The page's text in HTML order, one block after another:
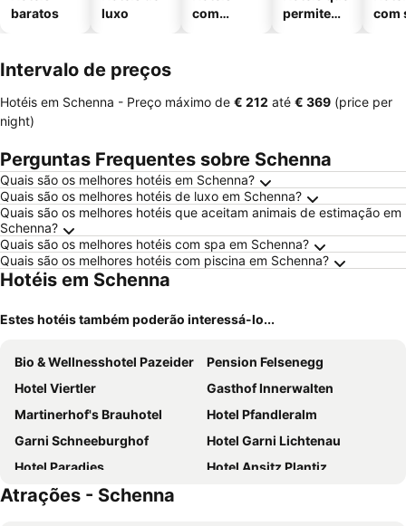
baratos
luxo
com
permitem
com
Intervalo de preços
Hotéis em Schenna - Preço máximo de ‎€ 212 até ‎€ 369 (price per
night)
Perguntas Frequentes sobre Schenna
Quais são os melhores hotéis em Schenna?
Quais são os melhores hotéis de luxo em Schenna?
Quais são os melhores hotéis que aceitam animais de estimação em
Schenna?
Quais são os melhores hotéis com spa em Schenna?
Quais são os melhores hotéis com piscina em Schenna?
Hotéis em Schenna
Estes hotéis também poderão interessá-lo...
Bio & Wellnesshotel Pazeider
Pension Felsenegg
Hotel Viertler
Gasthof Innerwalten
Martinerhof's Brauhotel
Hotel Pfandleralm
Garni Schneeburghof
Hotel Garni Lichtenau
Hotel Paradies
Hotel Ansitz Plantiz
Park Mignon&Spa
Atrações - Schenna